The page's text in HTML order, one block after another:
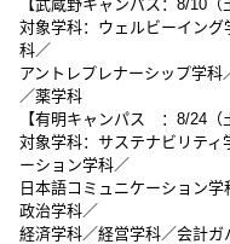
【武蔵野キャンパス：8/10（
対象学科：ウェルビーイン
科／
アントレプレナーシップ学
／薬学科
【有明キャンパス ：8/24（
対象学科：サステナビリテ
ーション学科／
日本語コミュニケーション
政治学科／
経済学科／経営学科／会計